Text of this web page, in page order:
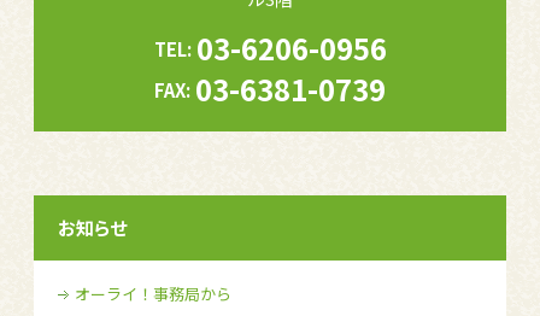
TEL: 03-6206-0956
FAX: 03-6381-0739
お知らせ
オーライ！事務局から